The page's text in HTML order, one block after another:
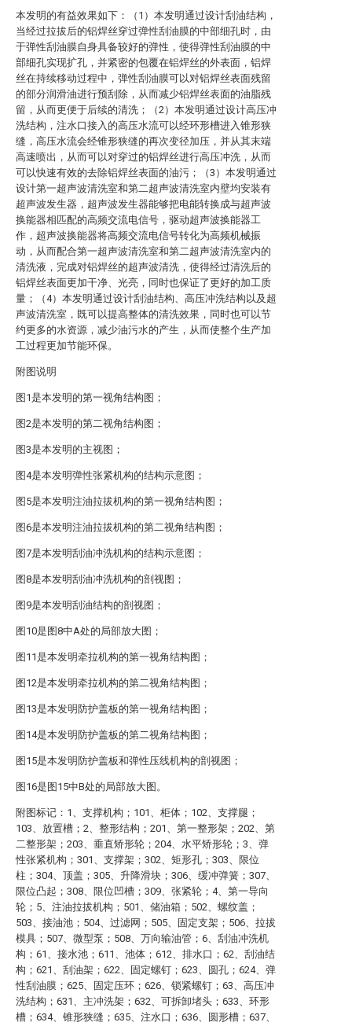
本发明的有益效果如下：（1）本发明通过设计刮油结构，
当经过拉拔后的铝焊丝穿过弹性刮油膜的中部细孔时，由
于弹性刮油膜自身具备较好的弹性，使得弹性刮油膜的中
部细孔实现扩孔，并紧密的包覆在铝焊丝的外表面，铝焊
丝在持续移动过程中，弹性刮油膜可以对铝焊丝表面残留
的部分润滑油进行预刮除，从而减少铝焊丝表面的油脂残
留，从而更便于后续的清洗；（2）本发明通过设计高压冲
洗结构，注水口接入的高压水流可以经环形槽进入锥形狭
缝，高压水流会经锥形狭缝的再次变径加压，并从其末端
高速喷出，从而可以对穿过的铝焊丝进行高压冲洗，从而
可以快速有效的去除铝焊丝表面的油污；（3）本发明通过
设计第一超声波清洗室和第二超声波清洗室内壁均安装有
超声波发生器，超声波发生器能够把电能转换成与超声波
换能器相匹配的高频交流电信号，驱动超声波换能器工
作，超声波换能器将高频交流电信号转化为高频机械振
动，从而配合第一超声波清洗室和第二超声波清洗室内的
清洗液，完成对铝焊丝的超声波清洗，使得经过清洗后的
铝焊丝表面更加干净、光亮，同时也保证了更好的加工质
量；（4）本发明通过设计刮油结构、高压冲洗结构以及超
声波清洗室，既可以提高整体的清洗效果，同时也可以节
约更多的水资源，减少油污水的产生，从而使整个生产加
工过程更加节能环保。
附图说明
图1是本发明的第一视角结构图；
图2是本发明的第二视角结构图；
图3是本发明的主视图；
图4是本发明弹性张紧机构的结构示意图；
图5是本发明注油拉拔机构的第一视角结构图；
图6是本发明注油拉拔机构的第二视角结构图；
图7是本发明刮油冲洗机构的结构示意图；
图8是本发明刮油冲洗机构的剖视图；
图9是本发明刮油结构的剖视图；
图10是图8中A处的局部放大图；
图11是本发明牵拉机构的第一视角结构图；
图12是本发明牵拉机构的第二视角结构图；
图13是本发明防护盖板的第一视角结构图；
图14是本发明防护盖板的第二视角结构图；
图15是本发明防护盖板和弹性压线机构的剖视图；
图16是图15中B处的局部放大图。
附图标记：1、支撑机构；101、柜体；102、支撑腿；
103、放置槽；2、整形结构；201、第一整形架；202、第
二整形架；203、垂直矫形轮；204、水平矫形轮；3、弹
性张紧机构；301、支撑架；302、矩形孔；303、限位
柱；304、顶盖；305、升降滑块；306、缓冲弹簧；307、
限位凸起；308、限位凹槽；309、张紧轮；4、第一导向
轮；5、注油拉拔机构；501、储油箱；502、螺纹盖；
503、接油池；504、过滤网；505、固定支架；506、拉拔
模具；507、微型泵；508、万向输油管；6、刮油冲洗机
构；61、接水池；611、池体；612、排水口；62、刮油结
构；621、刮油架；622、固定螺钉；623、圆孔；624、弹
性刮油膜；625、固定压环；626、锁紧螺钉；63、高压冲
洗结构；631、主冲洗架；632、可拆卸堵头；633、环形
槽；634、锥形狭缝；635、注水口；636、圆形槽；637、